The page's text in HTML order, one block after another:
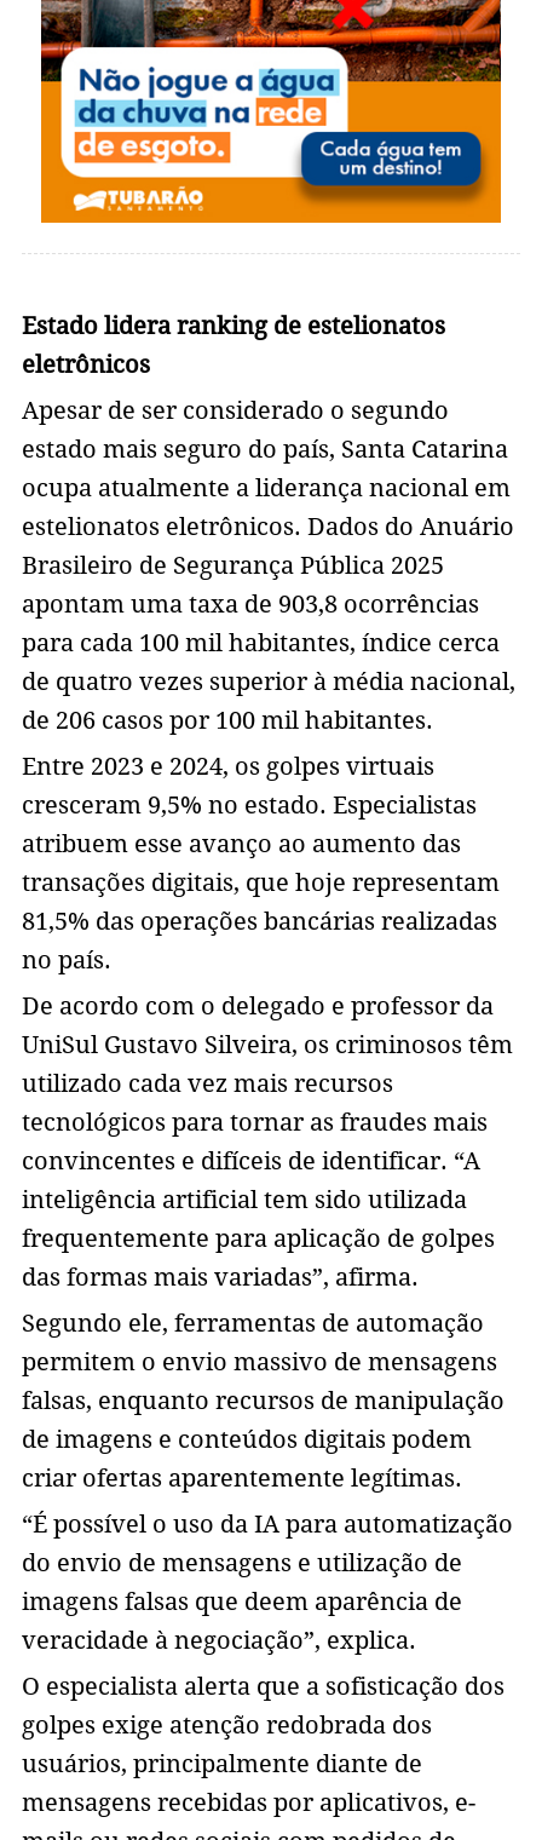
Estado lidera ranking de estelionatos
eletrônicos
Apesar de ser considerado o segundo
estado mais seguro do país, Santa Catarina
ocupa atualmente a liderança nacional em
estelionatos eletrônicos. Dados do Anuário
Brasileiro de Segurança Pública 2025
apontam uma taxa de 903,8 ocorrências
para cada 100 mil habitantes, índice cerca
de quatro vezes superior à média nacional,
de 206 casos por 100 mil habitantes.
Entre 2023 e 2024, os golpes virtuais
cresceram 9,5% no estado. Especialistas
atribuem esse avanço ao aumento das
transações digitais, que hoje representam
81,5% das operações bancárias realizadas
no país.
De acordo com o delegado e professor da
UniSul Gustavo Silveira, os criminosos têm
utilizado cada vez mais recursos
tecnológicos para tornar as fraudes mais
convincentes e difíceis de identificar. “A
inteligência artificial tem sido utilizada
frequentemente para aplicação de golpes
das formas mais variadas”, afirma.
Segundo ele, ferramentas de automação
permitem o envio massivo de mensagens
falsas, enquanto recursos de manipulação
de imagens e conteúdos digitais podem
criar ofertas aparentemente legítimas.
“É possível o uso da IA para automatização
do envio de mensagens e utilização de
imagens falsas que deem aparência de
veracidade à negociação”, explica.
O especialista alerta que a sofisticação dos
golpes exige atenção redobrada dos
usuários, principalmente diante de
mensagens recebidas por aplicativos, e-